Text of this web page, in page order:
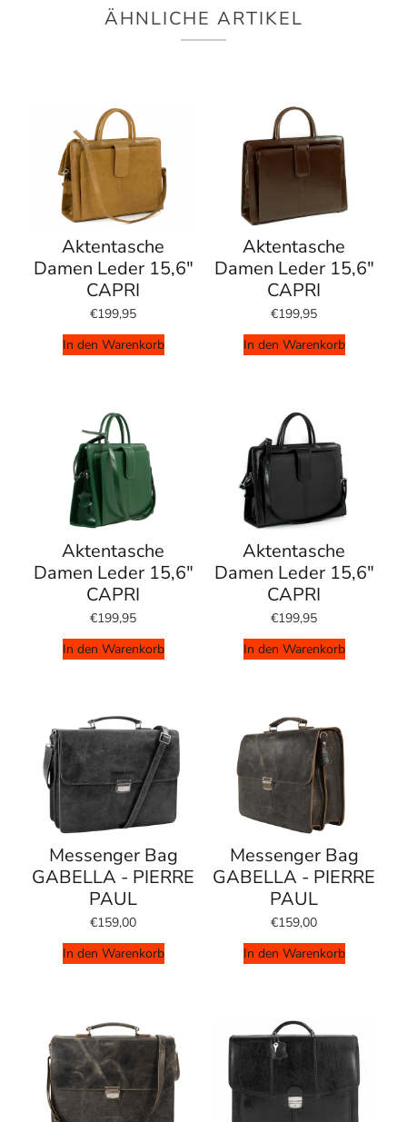
ÄHNLICHE ARTIKEL
Aktentasche
Damen Leder 15,6"
CAPRI
€199,95
In den Warenkorb
Aktentasche
Damen Leder 15,6"
CAPRI
€199,95
In den Warenkorb
Aktentasche
Damen Leder 15,6"
CAPRI
€199,95
In den Warenkorb
Aktentasche
Damen Leder 15,6"
CAPRI
€199,95
In den Warenkorb
Messenger Bag
GABELLA - PIERRE
PAUL
€159,00
In den Warenkorb
Messenger Bag
GABELLA - PIERRE
PAUL
€159,00
In den Warenkorb